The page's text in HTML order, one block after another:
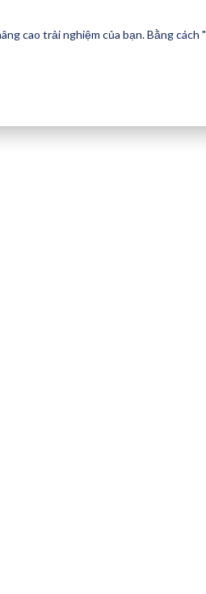
cao trải nghiệm của bạn. Bằng cách "